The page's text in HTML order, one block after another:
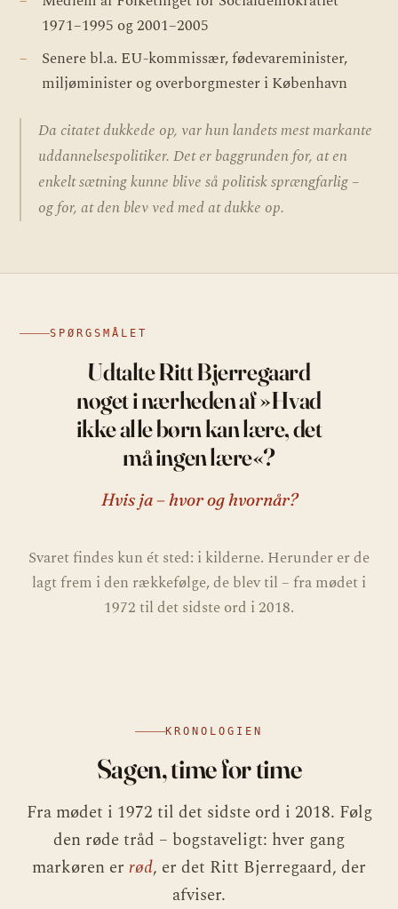
1971–1995 og 2001–2005
Senere bl.a. EU-kommissær, fødevareminister,
miljøminister og overborgmester i København
Da citatet dukkede op, var hun landets mest markante
uddannelsespolitiker. Det er baggrunden for, at en
enkelt sætning kunne blive så politisk sprængfarlig –
og for, at den blev ved med at dukke op.
SPØRGSMÅLET
Udtalte Ritt Bjerregaard
noget i nærheden af »Hvad
ikke alle børn kan lære, det
må ingen lære«?
Hvis ja – hvor og hvornår?
Svaret findes kun ét sted: i kilderne. Herunder er de
lagt frem i den rækkefølge, de blev til – fra mødet i
1972 til det sidste ord i 2018.
KRONOLOGIEN
Sagen, time for time
Fra mødet i 1972 til det sidste ord i 2018. Følg
den røde tråd – bogstaveligt: hver gang
markøren er rød, er det Ritt Bjerregaard, der
afviser.